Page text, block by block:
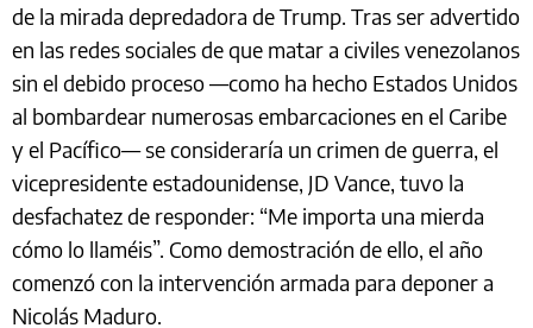
de la mirada depredadora de Trump. Tras ser advertido
en las redes sociales de que matar a civiles venezolanos
sin el debido proceso —como ha hecho Estados Unidos
al bombardear numerosas embarcaciones en el Caribe
y el Pacífico— se consideraría un crimen de guerra, el
vicepresidente estadounidense, JD Vance, tuvo la
desfachatez de responder: “Me importa una mierda
cómo lo llaméis”. Como demostración de ello, el año
comenzó con la intervención armada para deponer a
Nicolás Maduro.